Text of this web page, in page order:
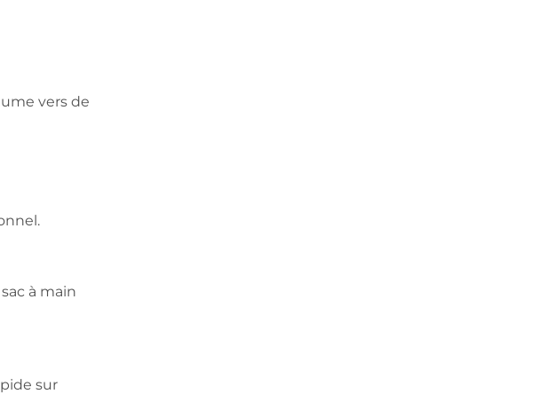
vers de
à main
sur